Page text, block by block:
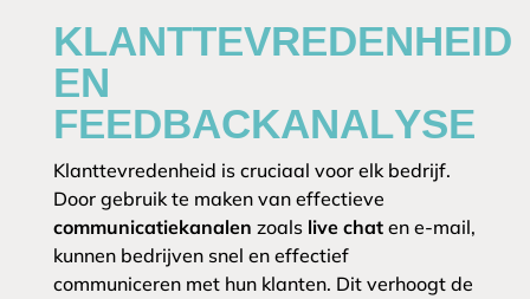
KLANTTEVREDENHEID
EN
FEEDBACKANALYSE
Klanttevredenheid is cruciaal voor elk bedrijf.
Door gebruik te maken van effectieve
communicatiekanalen zoals live chaten e-mail,
kunnen bedrijven snel en effectief
communiceren met hun klanten. Dit verhoogt de